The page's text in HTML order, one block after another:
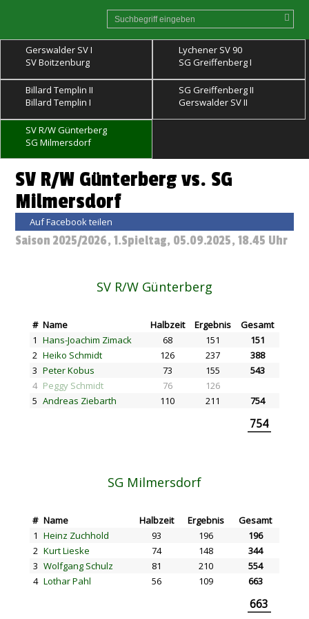
Gerswalder SV I
SV Boitzenburg
Lychener SV 90
SG Greiffenberg I
Billard Templin II
Billard Templin I
SG Greiffenberg II
Gerswalder SV II
SV R/W Günterberg
SG Milmersdorf
SV R/W Günterberg vs. SG
Milmersdorf
Auf Facebook teilen
Saison 2025/2026, 1.Spieltag, 05.09.2025, 18.45 Uhr
SV R/W Günterberg
# Name Halbzeit Ergebnis
Gesamt
1 Hans-Joachim Zimack 68 151
151
2 Heiko Schmidt 126 237
388
3 Peter Kobus 73 155
543
4 Peggy Schmidt 76
126
5 Andreas Ziebarth 110 211 754
754
SG Milmersdorf
# Name Halbzeit Ergebnis
Gesamt
1 Heinz Zuchhold 93 196
196
2 Kurt Lieske 74 148
344
3 Wolfgang Schulz 81 210
554
4 Lothar Pahl 56 109 663
663